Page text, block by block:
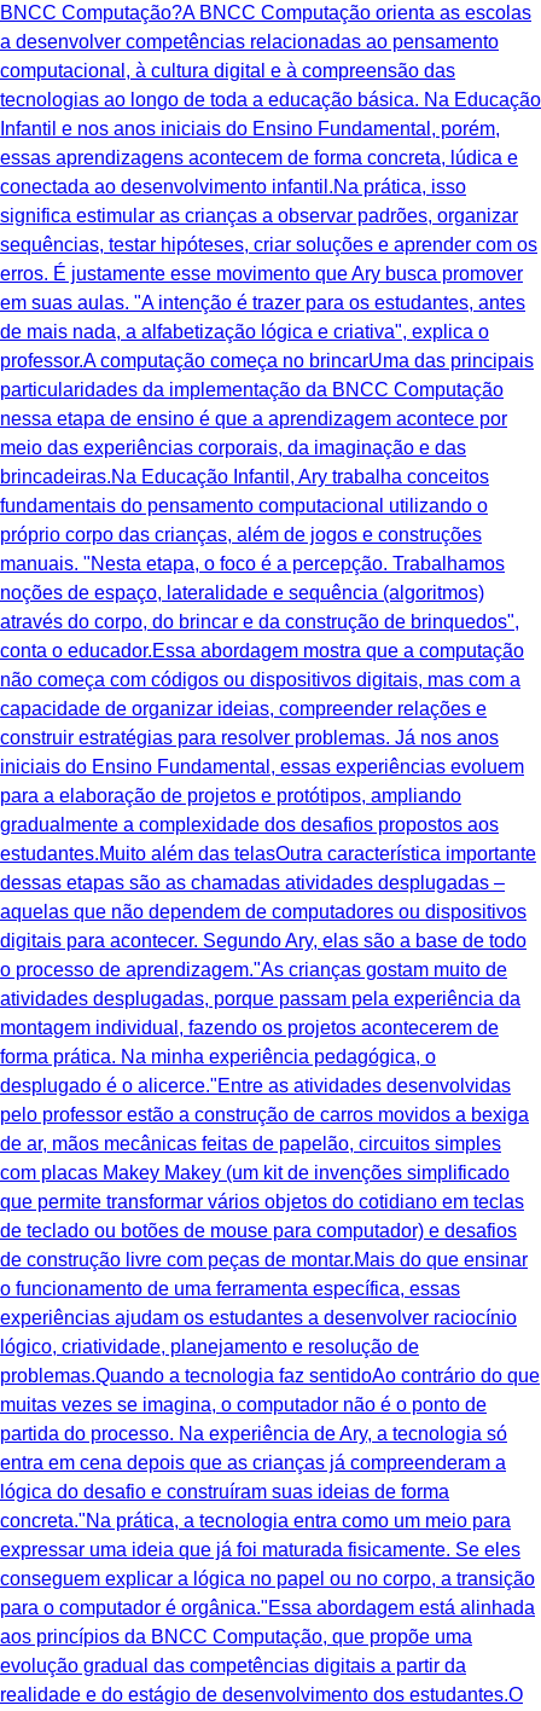
BNCC Computação?A BNCC Computação orienta as escolas
a desenvolver competências relacionadas ao pensamento
computacional, à cultura digital e à compreensão das
tecnologias ao longo de toda a educação básica. Na Educação
Infantil e nos anos iniciais do Ensino Fundamental, porém,
essas aprendizagens acontecem de forma concreta, lúdica e
conectada ao desenvolvimento infantil.Na prática, isso
significa estimular as crianças a observar padrões, organizar
sequências, testar hipóteses, criar soluções e aprender com os
erros. É justamente esse movimento que Ary busca promover
em suas aulas. "A intenção é trazer para os estudantes, antes
de mais nada, a alfabetização lógica e criativa", explica o
professor.A computação começa no brincarUma das principais
particularidades da implementação da BNCC Computação
nessa etapa de ensino é que a aprendizagem acontece por
meio das experiências corporais, da imaginação e das
brincadeiras.Na Educação Infantil, Ary trabalha conceitos
fundamentais do pensamento computacional utilizando o
próprio corpo das crianças, além de jogos e construções
manuais. "Nesta etapa, o foco é a percepção. Trabalhamos
noções de espaço, lateralidade e sequência (algoritmos)
através do corpo, do brincar e da construção de brinquedos",
conta o educador.Essa abordagem mostra que a computação
não começa com códigos ou dispositivos digitais, mas com a
capacidade de organizar ideias, compreender relações e
construir estratégias para resolver problemas. Já nos anos
iniciais do Ensino Fundamental, essas experiências evoluem
para a elaboração de projetos e protótipos, ampliando
gradualmente a complexidade dos desafios propostos aos
estudantes.Muito além das telasOutra característica importante
dessas etapas são as chamadas atividades desplugadas –
aquelas que não dependem de computadores ou dispositivos
digitais para acontecer. Segundo Ary, elas são a base de todo
o processo de aprendizagem."As crianças gostam muito de
atividades desplugadas, porque passam pela experiência da
montagem individual, fazendo os projetos acontecerem de
forma prática. Na minha experiência pedagógica, o
desplugado é o alicerce."Entre as atividades desenvolvidas
pelo professor estão a construção de carros movidos a bexiga
de ar, mãos mecânicas feitas de papelão, circuitos simples
com placas Makey Makey (um kit de invenções simplificado
que permite transformar vários objetos do cotidiano em teclas
de teclado ou botões de mouse para computador) e desafios
de construção livre com peças de montar.Mais do que ensinar
o funcionamento de uma ferramenta específica, essas
experiências ajudam os estudantes a desenvolver raciocínio
lógico, criatividade, planejamento e resolução de
problemas.Quando a tecnologia faz sentidoAo contrário do que
muitas vezes se imagina, o computador não é o ponto de
partida do processo. Na experiência de Ary, a tecnologia só
entra em cena depois que as crianças já compreenderam a
lógica do desafio e construíram suas ideias de forma
concreta."Na prática, a tecnologia entra como um meio para
expressar uma ideia que já foi maturada fisicamente. Se eles
conseguem explicar a lógica no papel ou no corpo, a transição
para o computador é orgânica."Essa abordagem está alinhada
aos princípios da BNCC Computação, que propõe uma
evolução gradual das competências digitais a partir da
realidade e do estágio de desenvolvimento dos estudantes.O